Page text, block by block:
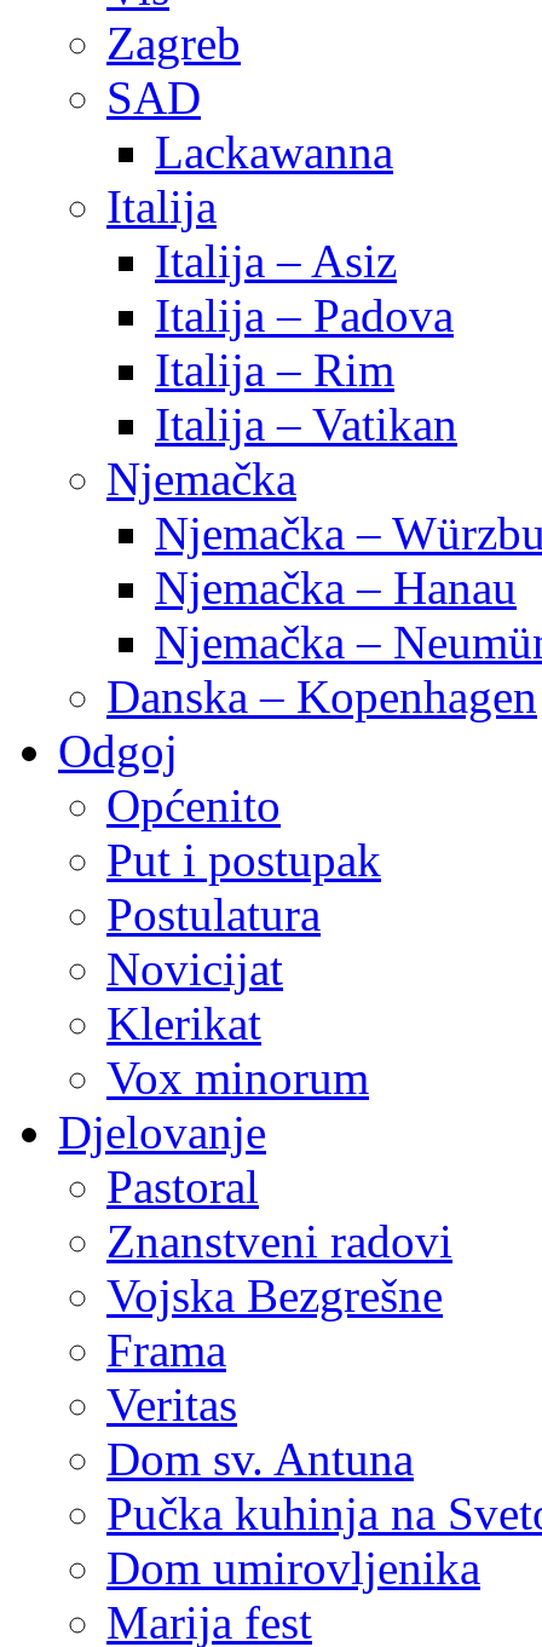
Zagreb
SAD
Lackawanna
Italija
Italija – Asiz
Italija – Padova
Italija – Rim
Italija – Vatikan
Njemačka
Njemačka –
Njemačka – Hanau
Njemačka –
Danska – Kopenhagen
Odgoj
Općenito
Put i postupak
Postulatura
Novicijat
Klerikat
Vox minorum
Djelovanje
Pastoral
Znanstveni radovi
Vojska Bezgrešne
Frama
Veritas
Dom sv. Antuna
Pučka kuhinja na
Dom umirovljenika
Marija fest